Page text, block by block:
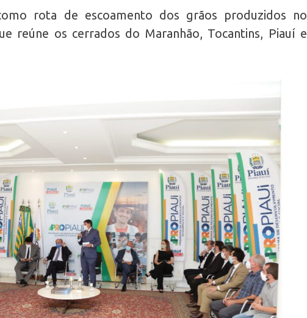
rota de escoamento dos grãos produzidos no
reúne os cerrados do Maranhão, Tocantins, Piauí e